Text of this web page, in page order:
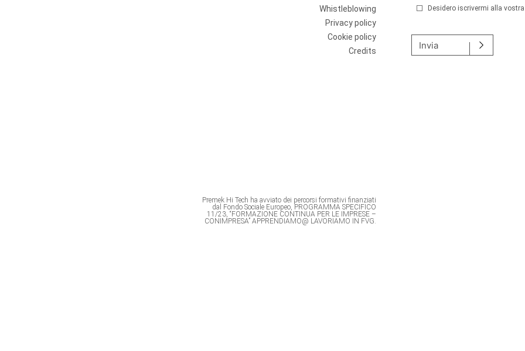
Whistleblowing
Privacy policy
Cookie policy
Credits
Desidero iscrivermi alla
Invia
Premek Hi Tech ha avviato dei percorsi formativi finanziati
dal Fondo Sociale Europeo, PROGRAMMA SPECIFICO
11/23, “FORMAZIONE CONTINUA PER LE IMPRESE –
CONIMPRESA” APPRENDIAMO@ LAVORIAMO IN FVG.